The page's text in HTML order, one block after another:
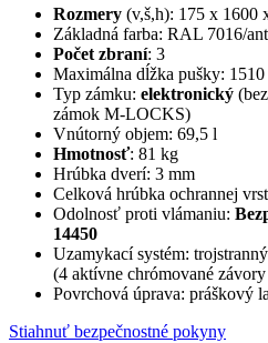
Rozmery (v,š,h): 175 x 1600
Základná farba: RAL 7016/
Počet zbraní: 3
Maximálna dĺžka pušky: 1510
Typ zámku: elektronický
zámok M-LOCKS)
Vnútorný objem: 69,5 l
Hmotnosť: 81 kg
Hrúbka dverí: 3 mm
Celková hrúbka ochrannej
Odolnosť proti vlámaniu:
14450
Uzamykací systém:
(4 aktívne chrómované
Povrchová úprava: práškový
Stiahnuť bezpečnostné pokyny